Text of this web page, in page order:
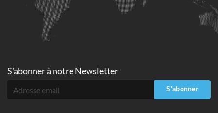
S'abonner à notre Newsletter
S'abonner